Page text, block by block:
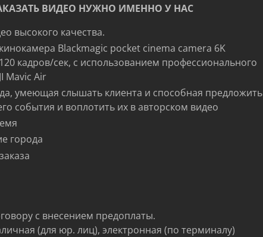
ВИДЕО НУЖНО ИМЕННО У НАС
высокого качества.
Blackmagic роcket cinema camera 6K
кадров/сек, с использованием профессионального
Mavic Air
умеющая слышать клиента и способная предложить
события и воплотить их в авторском видео
города
с внесением предоплаты.
(для юр. лиц), электронная (по терминалу)